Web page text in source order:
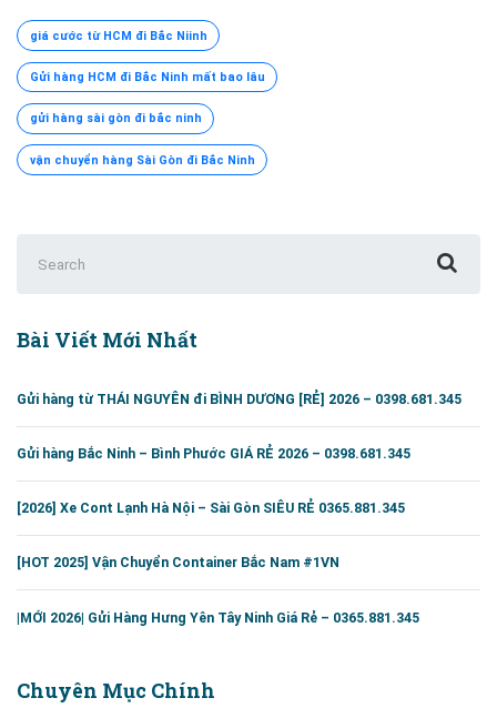
giá cước từ HCM đi Bắc Niinh
Gửi hàng HCM đi Bắc Ninh mất bao lâu
gửi hàng sài gòn đi bắc ninh
vận chuyển hàng Sài Gòn đi Bắc Ninh
for:
Bài Viết Mới Nhất
Gửi hàng từ THÁI NGUYÊN đi BÌNH DƯƠNG [RẺ] 2026 – 0398.681.345
Gửi hàng Bắc Ninh – Bình Phước GIÁ RẺ 2026 – 0398.681.345
[2026] Xe Cont Lạnh Hà Nội – Sài Gòn SIÊU RẺ 0365.881.345
[HOT 2025] Vận Chuyển Container Bắc Nam #1VN
|MỚI 2026| Gửi Hàng Hưng Yên Tây Ninh Giá Rẻ – 0365.881.345
Chuyên Mục Chính